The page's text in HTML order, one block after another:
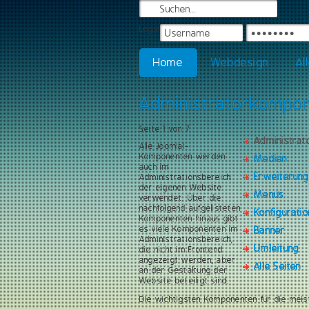
Login
Home Webdesign
Medien
Menüs
Banner
Umleitung
Alle Seiten
Seite 1 von 7
Alle Joomla!-
Komponenten werden
auch im
Administrationsbereich
der eigenen Website
verwendet. Über die
nachfolgend aufgelisteten
Komponenten hinaus gibt
es viele Komponenten im
Administrationsbereich,
die nicht im Frontend
angezeigt werden, aber
an der Gestaltung der
Website beteiligt sind.
Die wichtigsten Komponenten für die